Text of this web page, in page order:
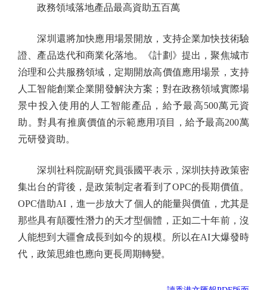
政務領域落地產品最高資助五百萬
深圳還將加快應用場景開放，支持企業加快技術驗
證、產品迭代和商業化落地。《計劃》提出，聚焦城市
治理和公共服務領域，定期開放高價值應用場景，支持
人工智能創業企業開發解決方案；對在政務領域實際場
景中投入使用的人工智能產品，給予最高500萬元資
助。對具有推廣價值的示範應用項目，給予最高200萬
元研發資助。
深圳社科院副研究員張國平表示，深圳扶持政策密
集出台的背後，是政策制定者看到了OPC的長期價值。
OPC借助AI，進一步放大了個人的能量與價值，尤其是
那些具有顛覆性潛力的天才型個體，正如二十年前，沒
人能想到大疆會成長到如今的規模。所以在AI大爆發時
代，政策思維也應向更長周期轉變。